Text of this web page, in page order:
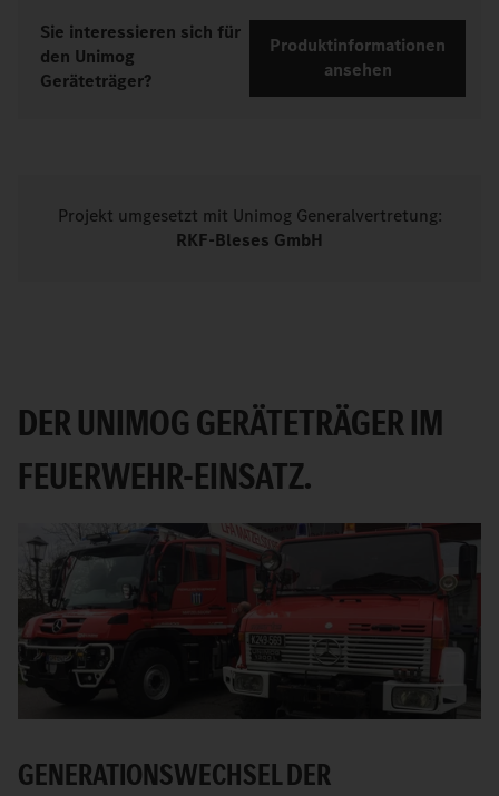
Sie interessieren sich für
den Unimog
Geräteträger?
Produktinformationen
ansehen
Projekt umgesetzt mit Unimog Generalvertretung:
RKF-Bleses GmbH
DER UNIMOG GERÄTETRÄGER IM
FEUERWEHR-EINSATZ.
GENERATIONSWECHSEL DER